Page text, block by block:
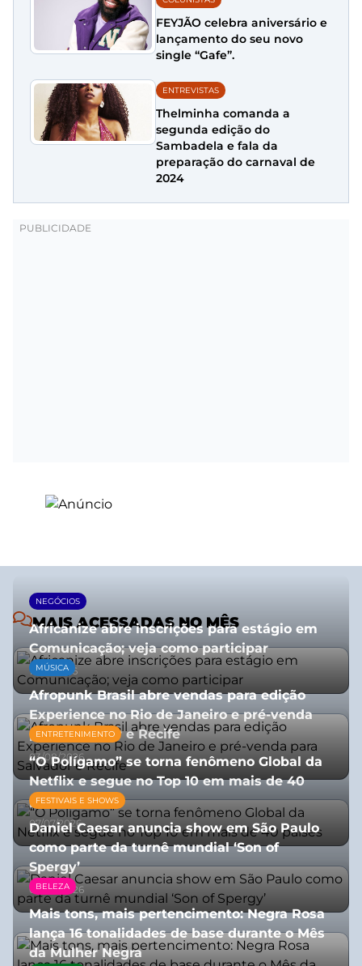
FEYJÃO celebra aniversário e
lançamento do seu novo
single “Gafe”.
ENTREVISTAS
Thelminha comanda a
segunda edição do
Sambadela e fala da
preparação do carnaval de
2024
MAIS ACESSADAS NO MÊS
NEGÓCIOS
Africanize abre inscrições para estágio em
Comunicação; veja como participar
13/01/2026
MÚSICA
Afropunk Brasil abre vendas para edição
Experience no Rio de Janeiro e pré-venda
para Salvador e Recife
03/08/2026
ENTRETENIMENTO
“O Polígamo” se torna fenômeno Global da
Netflix e segue no Top 10 em mais de 40
países
07/07/2026
FESTIVAIS E SHOWS
Daniel Caesar anuncia show em São Paulo
como parte da turnê mundial ‘Son of
Spergy’
05/08/2026
BELEZA
Mais tons, mais pertencimento: Negra Rosa
lança 16 tonalidades de base durante o Mês
da Mulher Negra